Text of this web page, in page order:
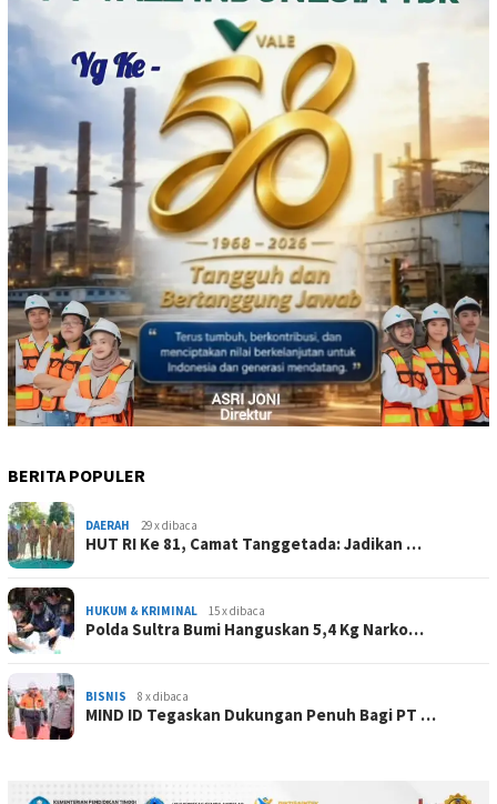
BERITA POPULER
DAERAH 29 x dibaca
HUT RI Ke 81, Camat Tanggetada: Jadikan …
HUKUM & KRIMINAL 15 x dibaca
Polda Sultra Bumi Hanguskan 5,4 Kg Narko…
BISNIS 8 x dibaca
MIND ID Tegaskan Dukungan Penuh Bagi PT …